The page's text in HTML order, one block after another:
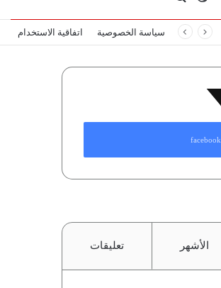
عنالمظلم
سياسة الخصوصية اتفاقية الاستخدام
facebook
الأشهر تعليقات